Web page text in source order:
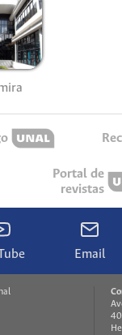
Portal de
revistas
Email